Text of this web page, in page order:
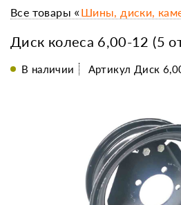
Диск колеса 6,00-12 (5
Все товары «Шины, диски,
В наличии Артикул Диск